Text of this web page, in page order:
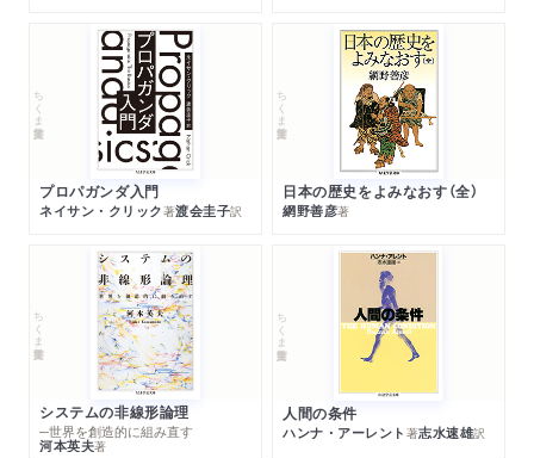
ちくま学芸文庫
プロパガンダ入門
ネイサン・クリック著渡会圭子訳
ちくま学芸文庫
日本の歴史をよみなおす（全）
網野善彦著
ちくま学芸文庫
システムの非線形論理
─世界を創造的に組み直す
河本英夫著
ちくま学芸文庫
人間の条件
ハンナ・アーレント 著志水速雄訳